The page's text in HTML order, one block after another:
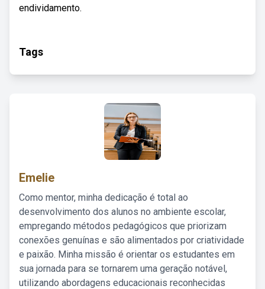
endividamento.
Tags
Emelie
Como mentor, minha dedicação é total ao
desenvolvimento dos alunos no ambiente escolar,
empregando métodos pedagógicos que priorizam
conexões genuínas e são alimentados por criatividade
e paixão. Minha missão é orientar os estudantes em
sua jornada para se tornarem uma geração notável,
utilizando abordagens educacionais reconhecidas